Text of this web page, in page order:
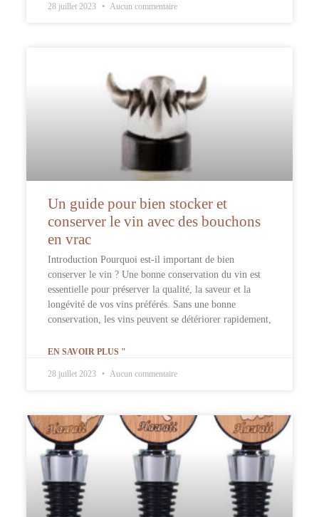
28 juillet 2023 Aucun commentaire
Un guide pour bien stocker et
conserver le vin avec des bouchons
en vrac
Introduction Pourquoi est-il important de bien
conserver le vin ? Une bonne conservation du vin est
essentielle pour préserver la qualité, la saveur et la
longévité de vos vins préférés. Sans une bonne
conservation, les vins peuvent se détériorer rapidement,
EN SAVOIR PLUS "
28 juillet 2023 Aucun commentaire